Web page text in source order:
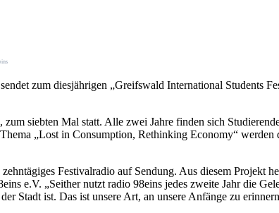
zum diesjährigen „Greifswald International Students
siebten Mal statt. Alle zwei Jahre finden sich
„Lost in Consumption, Rethinking Economy“ werden
Festivalradio auf Sendung. Aus diesem Projekt
e.V. „Seither nutzt radio 98eins jedes zweite Jahr die
Stadt ist. Das ist unsere Art, an unsere Anfänge zu